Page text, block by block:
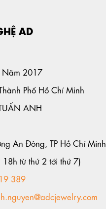
AD
2017
Phố Hồ Chí Minh
ANH
An Đông, TP Hồ Chí Minh
18h từ thứ 2 tới thứ 7)
389